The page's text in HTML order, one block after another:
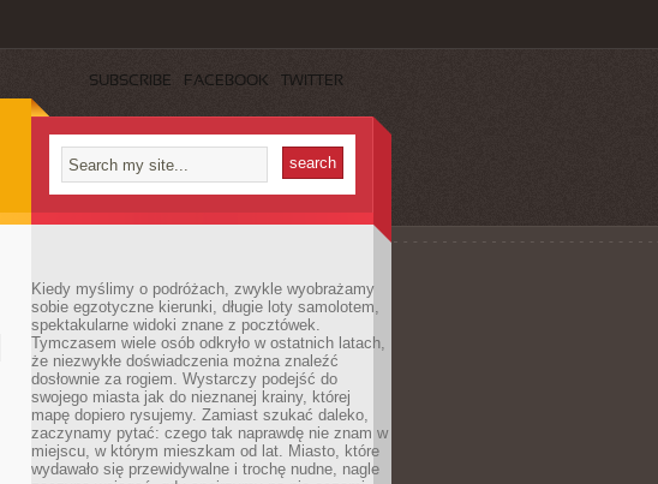
SUBSCRIBE FACEBOOK TWITTER
Kiedy myślimy o podróżach, zwykle wyobrażamy
sobie egzotyczne kierunki, długie loty samolotem,
spektakularne widoki znane z pocztówek.
Tymczasem wiele osób odkryło w ostatnich latach,
że niezwykłe doświadczenia można znaleźć
dosłownie za rogiem. Wystarczy podejść do
swojego miasta jak do nieznanej krainy, której
mapę dopiero rysujemy. Zamiast szukać daleko,
zaczynamy pytać: czego tak naprawdę nie znam w
miejscu, w którym mieszkam od lat. Miasto, które
wydawało się przewidywalne i trochę nudne, nagle